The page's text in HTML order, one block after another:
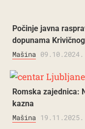
Počinje javna
dopunama
Mašina 09.10.2024.
Romska zajednica:
kazna
Mašina 19.11.2025.